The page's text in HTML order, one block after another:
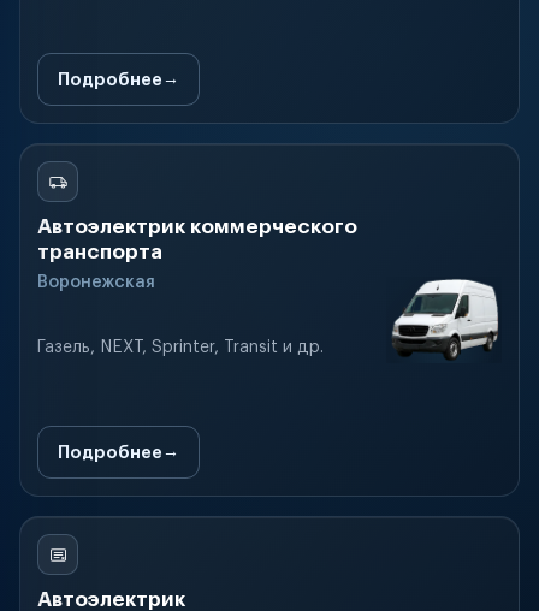
Подробнее
Автоэлектрик коммерческого
транспорта
Воронежская
Газель, NEXT, Sprinter, Transit и др.
Подробнее
Автоэлектрик